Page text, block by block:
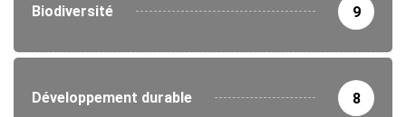
Biodiversité 9
Développement durable 8